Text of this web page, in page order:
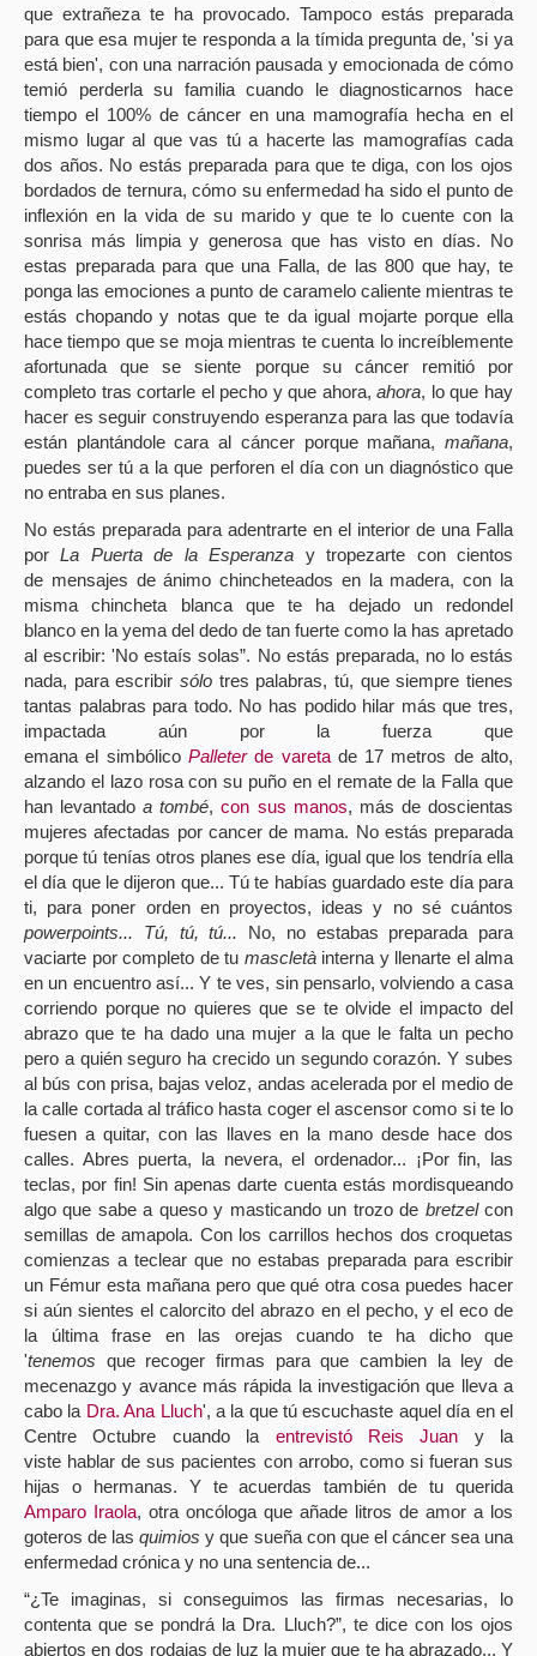
que extrañeza te ha provocado. Tampoco estás preparada
para que esa mujer te responda a la tímida pregunta de, 'si ya
está bien', con una narración pausada y emocionada de cómo
temió perderla su familia cuando le diagnosticarnos hace
tiempo el 100% de cáncer en una mamografía hecha en el
mismo lugar al que vas tú a hacerte las mamografías cada
dos años. No estás preparada para que te diga, con los ojos
bordados de ternura, cómo su enfermedad ha sido el punto de
inflexión en la vida de su marido y que te lo cuente con la
sonrisa más limpia y generosa que has visto en días. No
estas preparada para que una Falla, de las 800 que hay, te
ponga las emociones a punto de caramelo caliente mientras te
estás chopando y notas que te da igual mojarte porque ella
hace tiempo que se moja mientras te cuenta lo increíblemente
afortunada que se siente porque su cáncer remitió por
completo tras cortarle el pecho y que ahora,ahora, lo que hay
hacer es seguir construyendo esperanza para las que todavía
están plantándole cara al cáncer porque mañana, mañana,
puedes ser tú a la que perforen el día con un diagnóstico que
no entraba en sus planes.
No estás preparada para adentrarte en el interior de una Falla
porLa Puerta de la Esperanza y tropezarte con cientos
de mensajes de ánimo chincheteados en la madera, con la
misma chincheta blanca que te ha dejado un redondel
blanco en la yema del dedo de tan fuerte como la has apretado
al escribir: 'No estaís solas”. No estás preparada, no lo estás
nada, para escribir sólo tres palabras, tú, que siempre tienes
tantas palabras para todo. No has podido hilar más que tres,
impactada aún por la fuerza que
emana el simbólico Palleter de varetade 17 metros de alto,
alzando el lazo rosa con su puño en el remate de la Falla que
han levantadoa tombé,con sus manos, más de doscientas
mujeres afectadas por cancer de mama. No estás preparada
porque tú tenías otros planes ese día, igual que los tendría ella
el día que le dijeron que... Tú te habías guardado este día para
ti, para poner orden en proyectos, ideas y no sé cuántos
powerpoints... Tú, tú, tú... No, no estabas preparada para
vaciarte por completo de tu mascletàinterna y llenarte el alma
en un encuentro así... Y te ves, sin pensarlo, volviendo a casa
corriendo porque no quieres que se te olvide el impacto del
abrazo que te ha dado una mujer a la que le falta un pecho
pero a quién seguro ha crecido un segundo corazón. Y subes
al bús con prisa, bajas veloz, andas acelerada por el medio de
la calle cortada al tráfico hasta coger el ascensor como si te lo
fuesen a quitar, con las llaves en la mano desde hace dos
calles. Abres puerta, la nevera, el ordenador... ¡Por fin, las
teclas, por fin! Sin apenas darte cuenta estás mordisqueando
algo que sabe a queso y masticando un trozo de bretzelcon
semillas de amapola. Con los carrillos hechos dos croquetas
comienzas a teclear que no estabas preparada para escribir
un Fémur esta mañana pero que qué otra cosa puedes hacer
si aún sientes el calorcito del abrazo en el pecho, y el eco de
la última frase en las orejas cuando te ha dicho que
'tenemos que recoger firmas para que cambien la ley de
mecenazgo y avance más rápida la investigación que lleva a
cabo la Dra. Ana Lluch', a la que tú escuchaste aquel día en el
Centre Octubre cuando la entrevistó Reis Juan y la
viste hablar de sus pacientes con arrobo, como si fueran sus
hijas o hermanas. Y te acuerdas también de tu querida
Amparo Iraola, otra oncóloga que añade litros de amor a los
goteros de lasquimios y que sueña con que el cáncer sea una
enfermedad crónica y no una sentencia de...
“¿Te imaginas, si conseguimos las firmas necesarias, lo
contenta que se pondrá la Dra. Lluch?”, te dice con los ojos
abiertos en dos rodajas de luz la mujer que te ha abrazado... Y